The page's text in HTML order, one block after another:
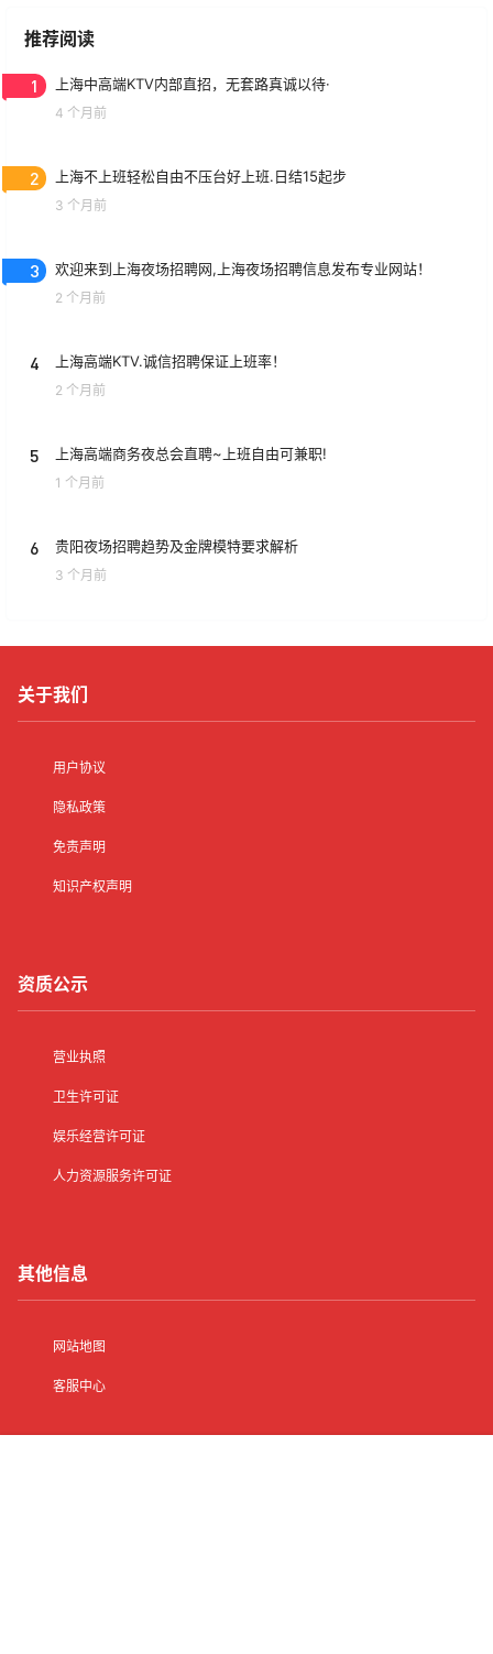
推荐阅读
1 上海中高端KTV内部直招，无套路真诚以待·
4 个月前
2 上海不上班轻松自由不压台好上班.日结15起步
3 个月前
3 欢迎来到上海夜场招聘网,上海夜场招聘信息发布专业网站！
2 个月前
4 上海高端KTV.诚信招聘保证上班率！
2 个月前
5 上海高端商务夜总会直聘~上班自由可兼职!
1 个月前
6 贵阳夜场招聘趋势及金牌模特要求解析
3 个月前
关于我们
用户协议
隐私政策
免责声明
知识产权声明
资质公示
营业执照
卫生许可证
娱乐经营许可证
人力资源服务许可证
其他信息
网站地图
客服中心